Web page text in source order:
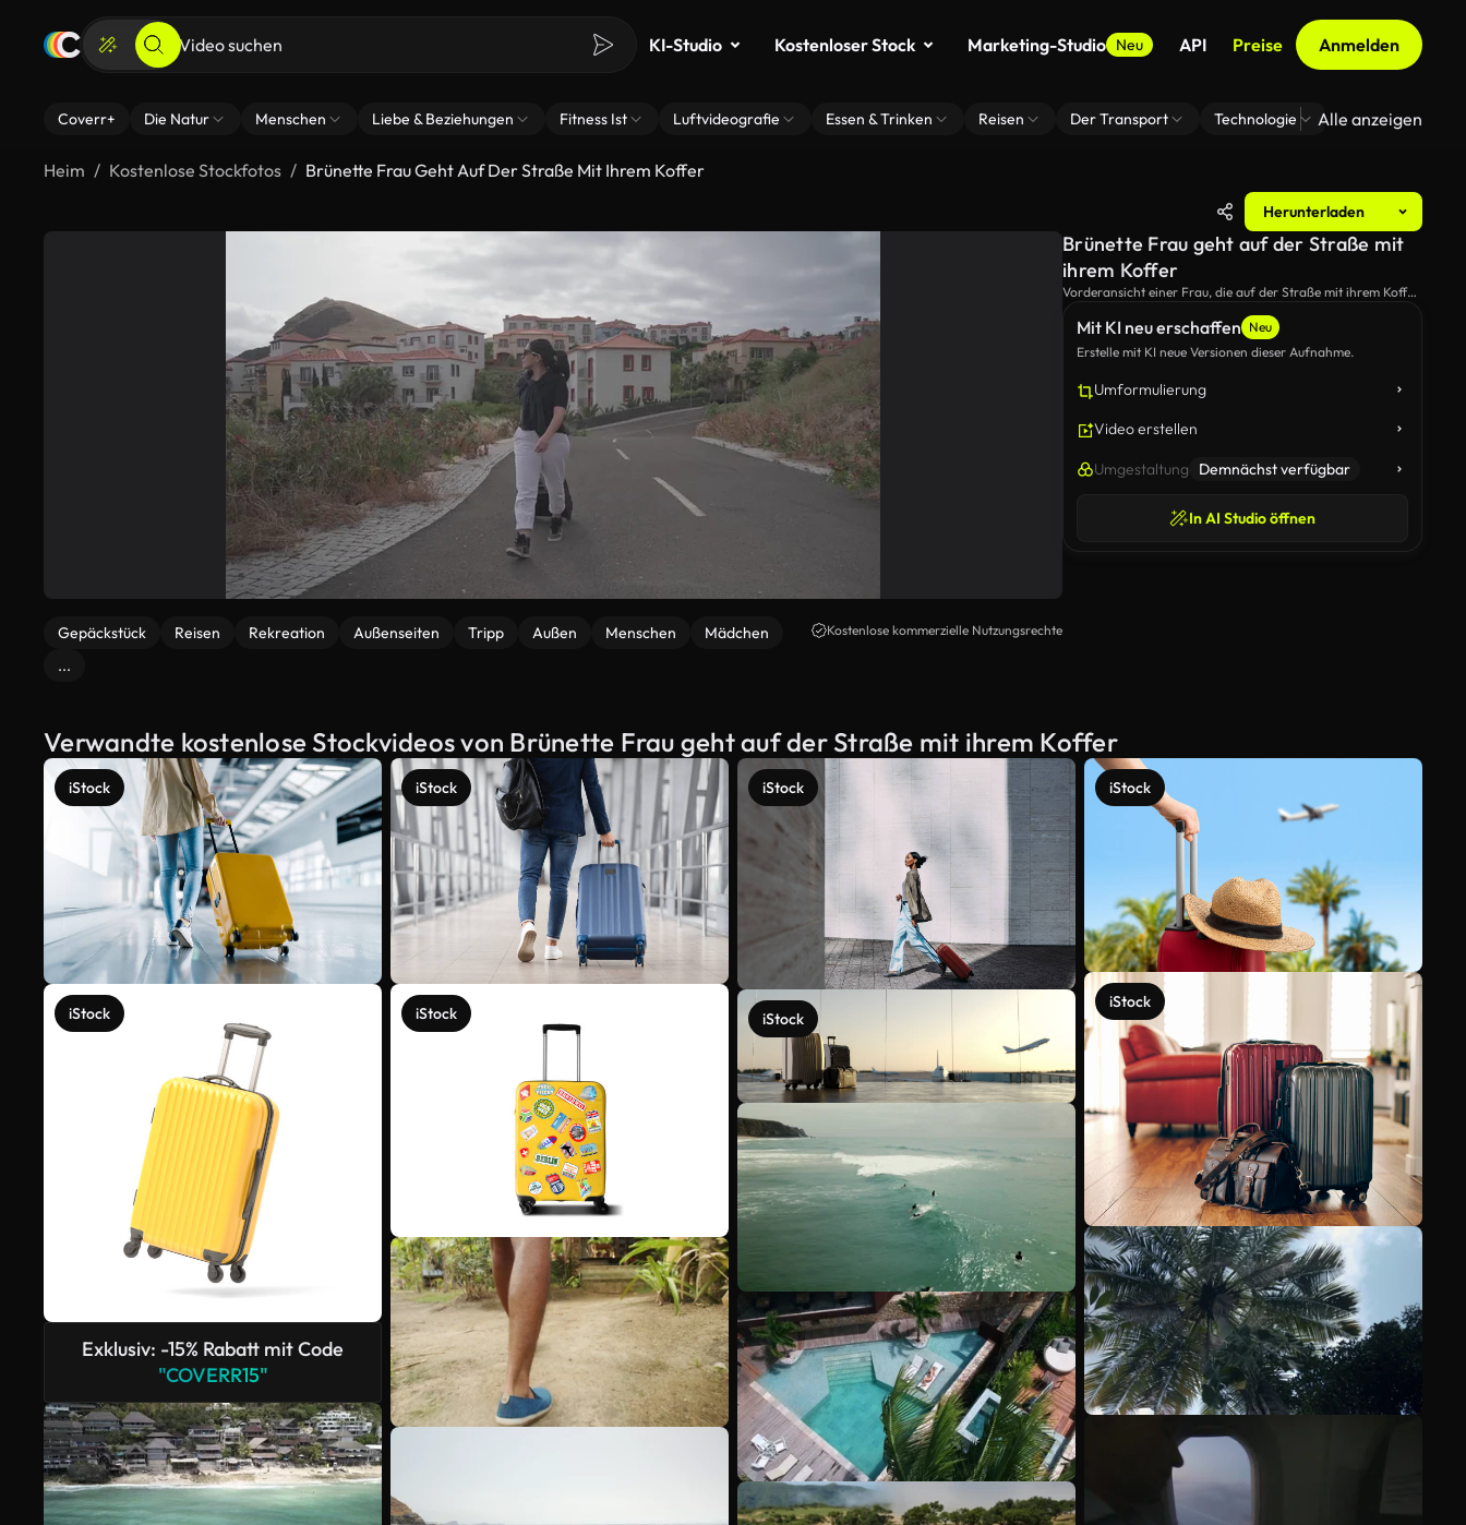
KI-Studio Kostenloser Stock Marketing-Studio Neu API Preise Anmelden
Coverr+ Die Natur Menschen Liebe & Beziehungen Fitness Ist Luftvideografie Essen & Trinken Reisen Der Transport Technologie Zoom Virtuelle
Alle anzeigen
Heim Kostenlose Stockfotos Brünette Frau Geht Auf Der Straße Mit Ihrem Koffer
Herunterladen
Gepäckstück Reisen Rekreation Außenseiten Tripp Außen Menschen
Mädchen
...
Kostenlose kommerzielle Nutzungsrechte
Mit KI neu erschaffen Neu
Erstelle mit KI neue Versionen dieser Aufnahme.
Umformulierung
Video erstellen
Umgestaltung Demnächst verfügbar
In AI Studio öffnen
Brünette Frau geht auf der Straße mit
ihrem Koffer
Vorderansicht einer Frau, die auf der Straße mit ihrem Koffer
Verwandte kostenlose Stockvideos von Brünette Frau geht auf der Straße mit ihrem Koffer
iStock
iStock
Exklusiv: -15% Rabatt mit Code
"COVERR15"
iStock
iStock
iStock
iStock
iStock
iStock
Mehr anzeigen